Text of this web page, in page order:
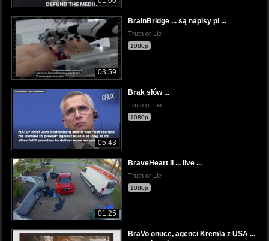
03:59
BrainBridge ... są napisy pl ...
Truth or Lie
1080p
05:43
Brak słów ...
Truth or Lie
1080p
01:25
BraveHeart II ... live ...
Truth or Lie
1080p
BraVo onuce, agenci Kremla z USA ...